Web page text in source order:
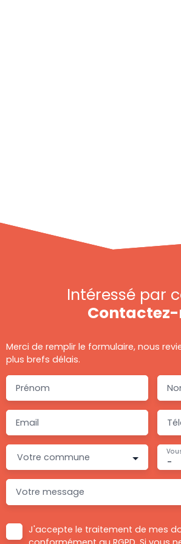
Intéressé par
Merci de remplir le formulaire, nous
plus brefs délais.
Prénom
Email
Votre commune -
Votre message
J'accepte le traitement de mes